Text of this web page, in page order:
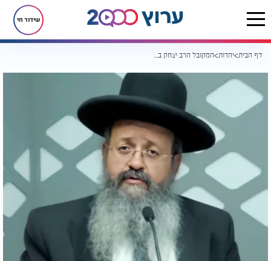
שידור חי
דף הבית יהדות המקובל הרב יצחק בצר במסר ליהודי התפוצות: "אין זמן תעלו לארץ"